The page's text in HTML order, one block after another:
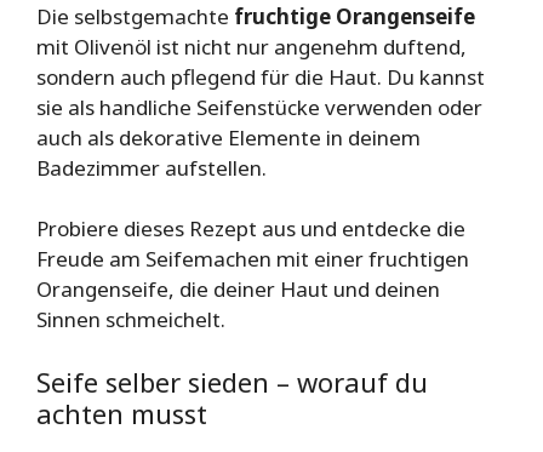
Die selbstgemachte fruchtige Orangenseife
mit Olivenöl ist nicht nur angenehm duftend,
sondern auch pflegend für die Haut. Du kannst
sie als handliche Seifenstücke verwenden oder
auch als dekorative Elemente in deinem
Badezimmer aufstellen.
Probiere dieses Rezept aus und entdecke die
Freude am Seifemachen mit einer fruchtigen
Orangenseife, die deiner Haut und deinen
Sinnen schmeichelt.
Seife selber sieden – worauf du
achten musst